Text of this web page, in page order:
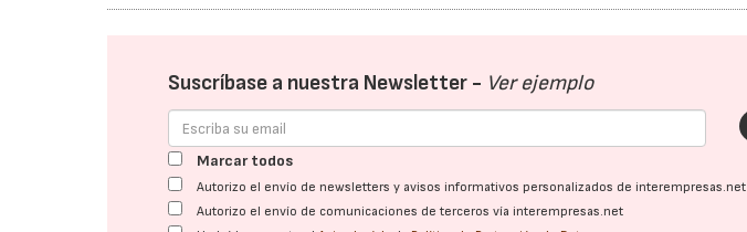
Suscríbase a nuestra Newsletter - Ver ejemplo
Marcar todos
Autorizo el envío de newsletters y avisos informativos personalizados de interempresas.net
Autorizo el envío de comunicaciones de terceros vía interempresas.net